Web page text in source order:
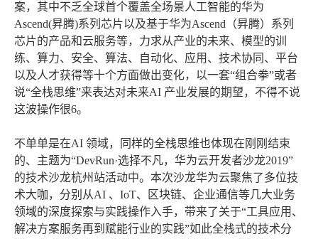
案，其中不乏全球首个覆盖全场景人工智能的华为
Ascend(昇腾)系列芯片以及基于华为Ascend（昇腾）系列
芯片的产品和云服务等，力求从产业的未来、模型的训
练、算力、安全、算法、自动化、应用、技术协同、平台
以及人才获得等十个方面做出变化，以一套“组合拳”或者
说“全栈思维”来表达对未来AI 产业发展的期望，不得不说
这波操作很6。
不单单是在AI 领域，同样的全栈思维也体现在刚刚结束
的、主题为“DevRun·选择不凡，华为云开发者沙龙2019”
的技术沙龙杭州站活动中。本次沙龙华为云聚焦了多位技
术大咖，分别从AI 、IoT、区块链、企业通信等几大业务
领域的深度探索与实践操作入手，带来了关于“工具应用、
解决方案服务再到赋能行业的实践”如此全栈式的技术分